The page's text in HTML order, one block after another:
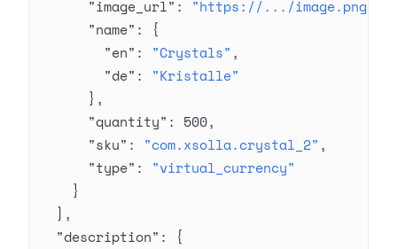
      "image_url"
: "https://.../image.png"
      "name"
: {
        "en"
: "Crystals" ,
        "de"
: "Kristalle"
      },
      "quantity"
: 500,
      "sku"
: "com.xsolla.crystal_2" ,
      "type"
: "virtual_currency"
    }
  ],
  "description"
: {